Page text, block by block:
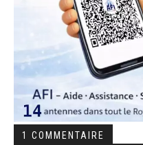
1 COMMENTAIRE